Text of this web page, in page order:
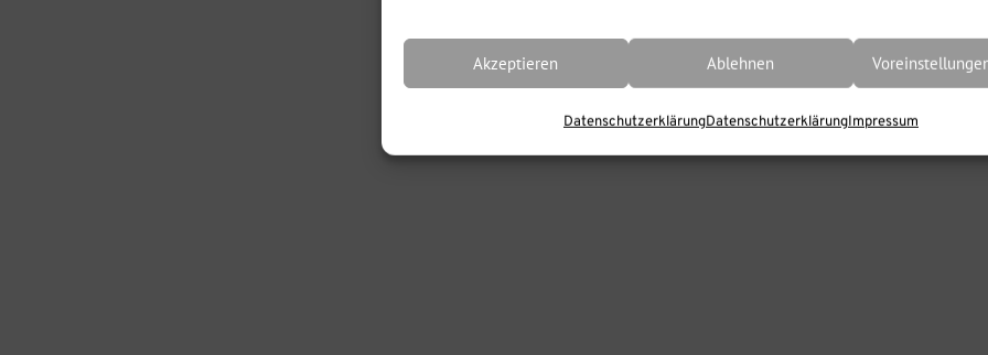
Akzeptieren Ablehnen
DatenschutzerklärungDatenschutzerklärungImpressum